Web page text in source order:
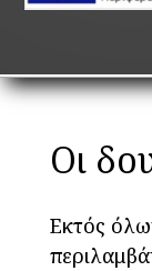
Οι
Εκτός